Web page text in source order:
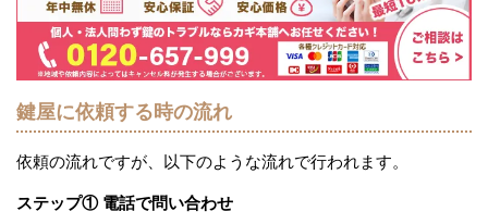
鍵屋に依頼する時の流れ
依頼の流れですが、以下のような流れで行われます。
ステップ① 電話で問い合わせ